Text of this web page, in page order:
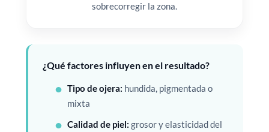
sobrecorregir la zona.
¿Qué factores influyen en el resultado?
Tipo de ojera: hundida, pigmentada o
mixta
Calidad de piel: grosor y elasticidad del